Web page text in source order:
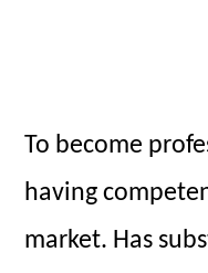
To become
having
market. Has